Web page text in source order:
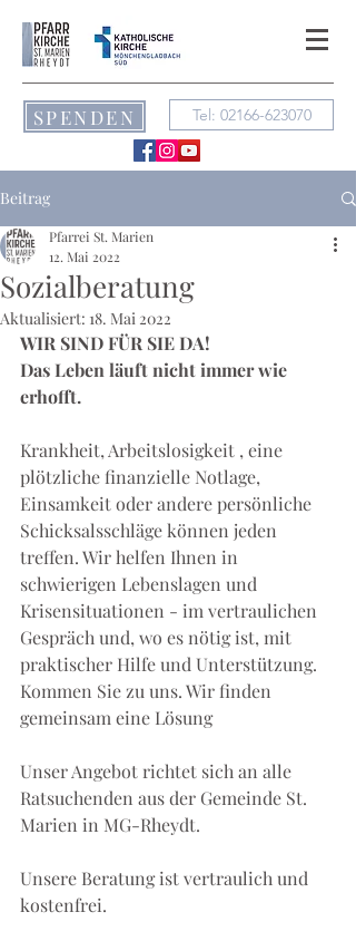
SPENDEN Tel: 02166-623070
Beitrag
Sozialberatung
Pfarrei St. Marien
12. Mai 2022
Aktualisiert: 18. Mai 2022
WIR SIND FÜR SIE DA!
Das Leben läuft nicht immer wie
erhofft.
Krankheit, Arbeitslosigkeit , eine
plötzliche finanzielle Notlage,
Einsamkeit oder andere persönliche
Schicksalsschläge können jeden
treffen. Wir helfen Ihnen in
schwierigen Lebenslagen und
Krisensituationen - im vertraulichen
Gespräch und, wo es nötig ist, mit
praktischer Hilfe und Unterstützung.
Kommen Sie zu uns. Wir finden
gemeinsam eine Lösung
Unser Angebot richtet sich an alle
Ratsuchenden aus der Gemeinde St.
Marien in MG-Rheydt.
Unsere Beratung ist vertraulich und
kostenfrei.